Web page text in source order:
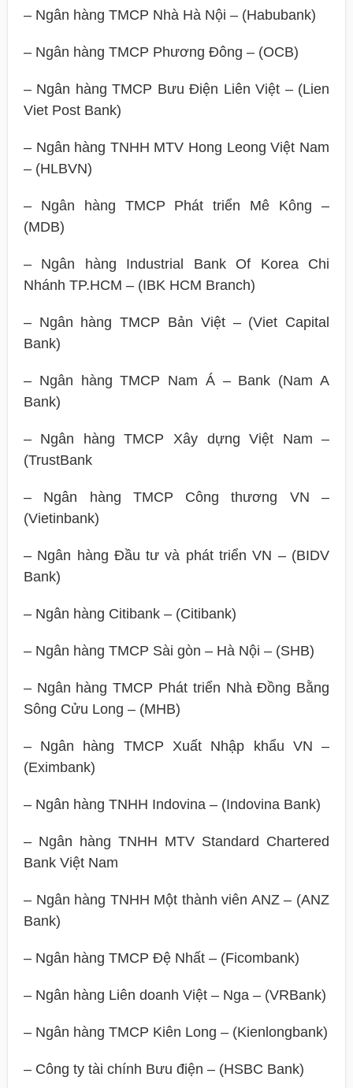
– Ngân hàng TMCP Nhà Hà Nội – (Habubank)
– Ngân hàng TMCP Phương Đông – (OCB)
– Ngân hàng TMCP Bưu Điện Liên Việt – (Lien
Viet Post Bank)
– Ngân hàng TNHH MTV Hong Leong Việt Nam
– (HLBVN)
– Ngân hàng TMCP Phát triển Mê Kông –
(MDB)
– Ngân hàng Industrial Bank Of Korea Chi
Nhánh TP.HCM – (IBK HCM Branch)
– Ngân hàng TMCP Bản Việt – (Viet Capital
Bank)
– Ngân hàng TMCP Nam Á – Bank (Nam A
Bank)
– Ngân hàng TMCP Xây dựng Việt Nam –
(TrustBank
– Ngân hàng TMCP Công thương VN –
(Vietinbank)
– Ngân hàng Đầu tư và phát triển VN – (BIDV
Bank)
– Ngân hàng Citibank – (Citibank)
– Ngân hàng TMCP Sài gòn – Hà Nội – (SHB)
– Ngân hàng TMCP Phát triển Nhà Đồng Bằng
Sông Cửu Long – (MHB)
– Ngân hàng TMCP Xuất Nhập khẩu VN –
(Eximbank)
– Ngân hàng TNHH Indovina – (Indovina Bank)
– Ngân hàng TNHH MTV Standard Chartered
Bank Việt Nam
– Ngân hàng TNHH Một thành viên ANZ – (ANZ
Bank)
– Ngân hàng TMCP Đệ Nhất – (Ficombank)
– Ngân hàng Liên doanh Việt – Nga – (VRBank)
– Ngân hàng TMCP Kiên Long – (Kienlongbank)
– Công ty tài chính Bưu điện – (HSBC Bank)